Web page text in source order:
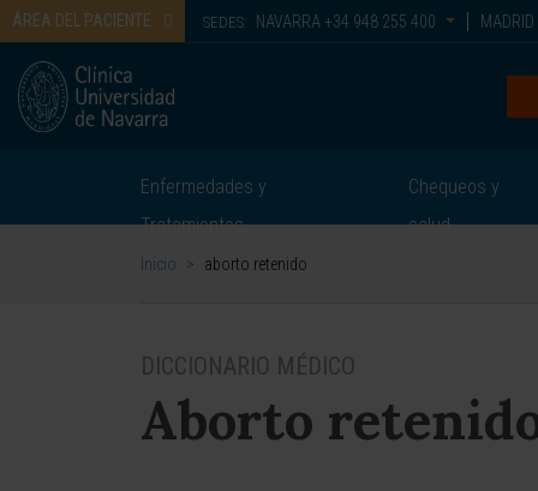
ÁREA DEL PACIENTE SEDES: NAVARRA +34 948 255 400 MADRID
Enfermedades y
Tratamientos
Chequeos y
salud
Inicio > aborto retenido
DICCIONARIO MÉDICO
Aborto